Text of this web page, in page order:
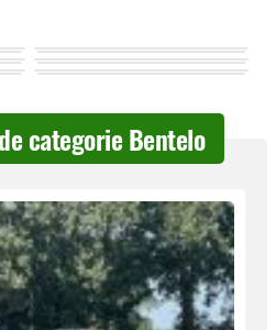
categorie Bentelo